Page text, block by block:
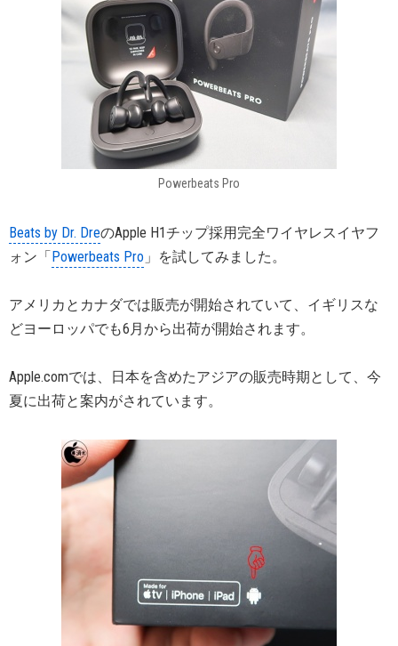
Powerbeats Pro
Beats by Dr. DreのApple H1チップ採用完全ワイヤレスイヤフ
ォン「Powerbeats Pro 」を試してみました。
アメリカとカナダでは販売が開始されていて、イギリスな
どヨーロッパでも6月から出荷が開始されます。
Apple.comでは、日本を含めたアジアの販売時期として、今
夏に出荷と案内がされています。